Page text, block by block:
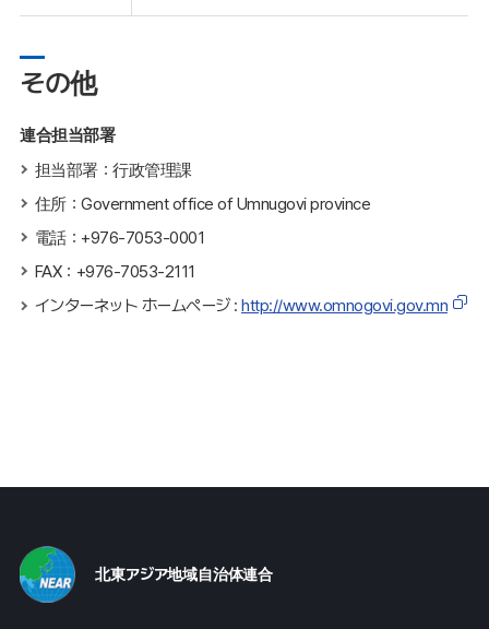
その他
連合担当部署
担当部署：行政管理課
住所：Government office of Umnugovi province
電話：+976-7053-0001
FAX：+976-7053-2111
インターネット ホームページ : http://www.omnogovi.gov.mn
北東アジア地域自治体連合